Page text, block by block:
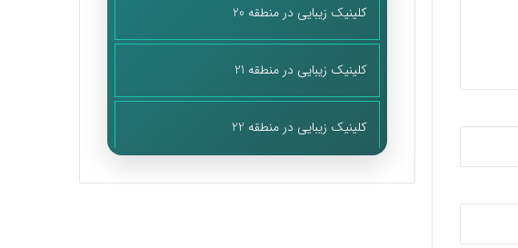
کلینیک زیبایی در منطقه 20
کلینیک زیبایی در منطقه 21
کلینیک زیبایی در منطقه 22